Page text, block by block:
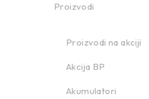
Proizvodi
Proizvodi na akciji
Akcija BP
Akumulatori